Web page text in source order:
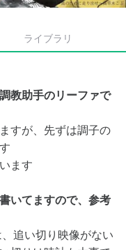
ライブラリ
教助手のリーファで
すが、先ずは調子の
ます
いてますので、参考
追い切り映像がない